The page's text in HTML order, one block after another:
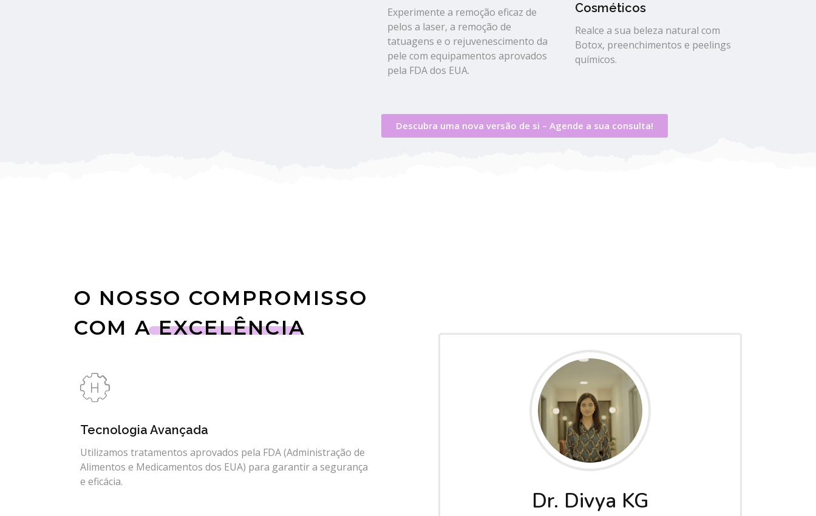
Experimente a remoção eficaz de
pelos a laser, a remoção de
tatuagens e o rejuvenescimento da
pele com equipamentos aprovados
pela FDA dos EUA.
Cosméticos
Realce a sua beleza natural com
Botox, preenchimentos e peelings
químicos.
Descubra uma nova versão de si – Agende a sua consulta!
O NOSSO COMPROMISSO
COM A EXCELÊNCIA
Tecnologia Avançada
Utilizamos tratamentos aprovados pela FDA (Administração de
Alimentos e Medicamentos dos EUA) para garantir a segurança
e eficácia.
Dr. Divya KG